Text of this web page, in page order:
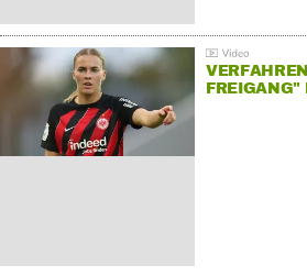
FREIGANG"